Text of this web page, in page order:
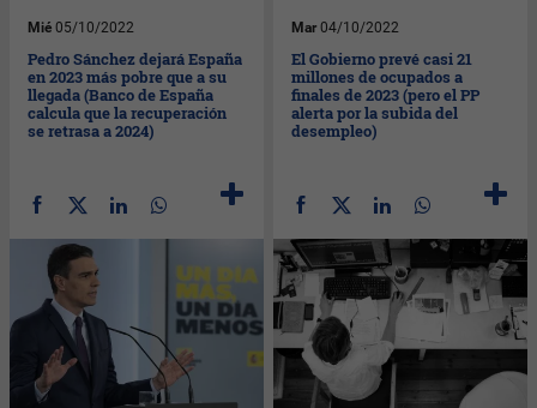
Mié 05/10/2022
Pedro Sánchez dejará España
en 2023 más pobre que a su
llegada (Banco de España
calcula que la recuperación
se retrasa a 2024)
Mar 04/10/2022
El Gobierno prevé casi 21
millones de ocupados a
finales de 2023 (pero el PP
alerta por la subida del
desempleo)